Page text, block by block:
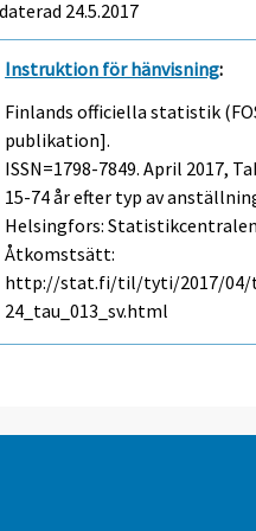
24.5.2017
Instruktion för hänvisning:
Finlands officiella statistik
publikation].
ISSN=1798-7849.April 2017,
15-74 år efter typ av
Helsingfors: Statistikcentralen
Åtkomstsätt:
http://stat.fi/til/tyti/2017/04/
24_tau_013_sv.html